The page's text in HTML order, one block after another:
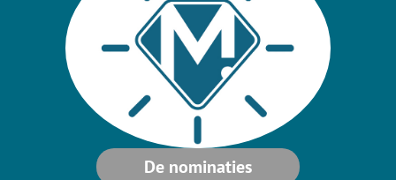
De nominaties